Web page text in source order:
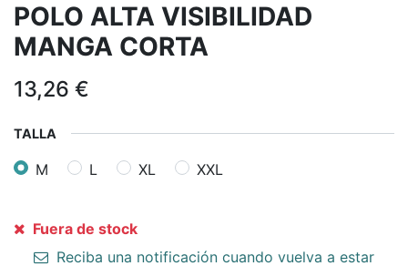
POLO ALTA VISIBILIDAD
MANGA CORTA
13,26 €
TALLA
M L XL XXL
Fuera de stock
Reciba una notificación cuando vuelva a estar